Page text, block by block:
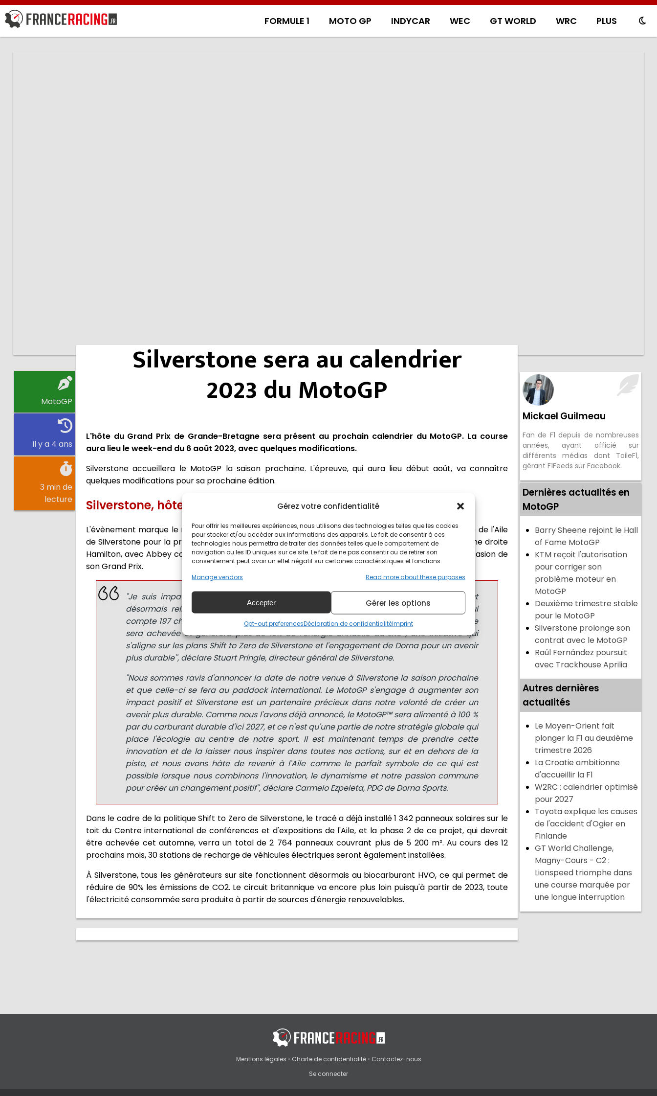
Gérez votre confidentialité
Pour offrir les meilleures expériences, nous utilisons des technologies telles que les cookies
pour stocker et/ou accéder aux informations des appareils. Le fait de consentir à ces
technologies nous permettra de traiter des données telles que le comportement de
navigation ou les ID uniques sur ce site. Le fait de ne pas consentir ou de retirer son
consentement peut avoir un effet négatif sur certaines caractéristiques et fonctions.
Manage vendors
Read more about these purposes
Accepter Gérer les options
Opt-out preferencesDéclaration de confidentialitéImprint
FORMULE 1 MOTO GP INDYCAR WEC GT WORLD WRC PLUS
MotoGP
Il y a 4 ans
3 min de
lecture
Silverstone sera au calendrier
2023 du MotoGP
L'hôte du Grand Prix de Grande-Bretagne sera présent au prochain calendrier du MotoGP. La course
aura lieu le week-end du 6 août 2023, avec quelques modifications.
Silverstone accueillera le MotoGP la saison prochaine. L'épreuve, qui aura lieu début août, va connaître
quelques modifications pour sa prochaine édition.
Silverstone, hôte du MotoGP en 2023
L'évènement marque le retour du MotoGP au paddock international et au complexe emblématique de l'Aile
de Silverstone pour la première fois depuis 2012. La ligne de départ-arrivée se situera donc sur la ligne droite
Hamilton, avec Abbey comme virage 1. Cette configuration est actuellement utilisée par la F1 à l'occasion de
son Grand Prix.
"Je suis impatient de retrouver le MotoGP au paddock international en 2023, qui est
désormais relié par un tout nouveau pont à l'hôtel Silverstone Hilton Garden Inn qui
compte 197 chambres. D'ici août 2023, la phase 2 du projet de panneaux solaires de l'Aile
sera achevée et générera plus de 13% de l'énergie annuelle du site ; une initiative qui
s'aligne sur les plans Shift to Zero de Silverstone et l'engagement de Dorna pour un avenir
plus durable'', déclare Stuart Pringle, directeur général de Silverstone.
"Nous sommes ravis d'annoncer la date de notre venue à Silverstone la saison prochaine
et que celle-ci se fera au paddock international. Le MotoGP s'engage à augmenter son
impact positif et Silverstone est un partenaire précieux dans notre volonté de créer un
avenir plus durable. Comme nous l'avons déjà annoncé, le MotoGP™ sera alimenté à 100 %
par du carburant durable d'ici 2027, et ce n'est qu'une partie de notre stratégie globale qui
place l'écologie au centre de notre sport. Il est maintenant temps de prendre cette
innovation et de la laisser nous inspirer dans toutes nos actions, sur et en dehors de la
piste, et nous avons hâte de revenir à l'Aile comme le parfait symbole de ce qui est
possible lorsque nous combinons l'innovation, le dynamisme et notre passion commune
pour créer un changement positif'', déclare Carmelo Ezpeleta, PDG de Dorna Sports.
Dans le cadre de la politique Shift to Zero de Silverstone, le tracé a déjà installé 1 342 panneaux solaires sur le
toit du Centre international de conférences et d'expositions de l'Aile, et la phase 2 de ce projet, qui devrait
être achevée cet automne, verra un total de 2 764 panneaux couvrant plus de 5 200 m². Au cours des 12
prochains mois, 30 stations de recharge de véhicules électriques seront également installées.
À Silverstone, tous les générateurs sur site fonctionnent désormais au biocarburant HVO, ce qui permet de
réduire de 90% les émissions de CO2. Le circuit britannique va encore plus loin puisqu'à partir de 2023, toute
l'électricité consommée sera produite à partir de sources d'énergie renouvelables.
Mickael Guilmeau
Fan de F1 depuis de nombreuses
années, ayant officié sur
différents médias dont ToileF1,
gérant F1Feeds sur Facebook.
Dernières actualités en
MotoGP
Barry Sheene rejoint le Hall
of Fame MotoGP
KTM reçoit l'autorisation
pour corriger son
problème moteur en
MotoGP
Deuxième trimestre stable
pour le MotoGP
Silverstone prolonge son
contrat avec le MotoGP
Raúl Fernández poursuit
avec Trackhouse Aprilia
Autres dernières
actualités
Le Moyen-Orient fait
plonger la F1 au deuxième
trimestre 2026
La Croatie ambitionne
d'accueillir la F1
W2RC : calendrier optimisé
pour 2027
Toyota explique les causes
de l'accident d'Ogier en
Finlande
GT World Challenge,
Magny-Cours - C2 :
Lionspeed triomphe dans
une course marquée par
une longue interruption
Mentions légales • Charte de confidentialité• Contactez-nous
Se connecter